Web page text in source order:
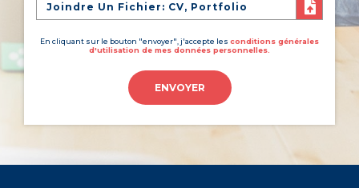
Joindre Un Fichier: CV, Portfolio
En cliquant sur le bouton "envoyer", j'accepte les conditions générales
d'utilisation de mes données personnelles.
ENVOYER